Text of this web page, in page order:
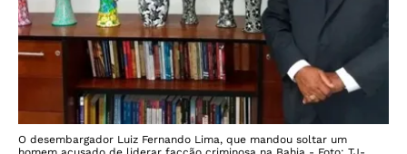
O desembargador Luiz Fernando Lima, que mandou soltar um